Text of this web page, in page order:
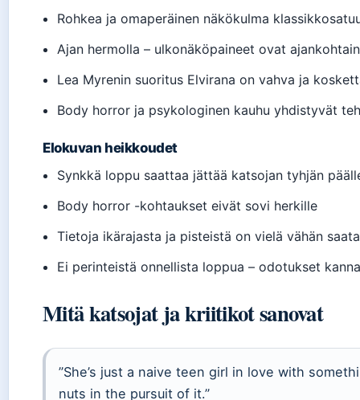
Rohkea ja omaperäinen näkökulma
Ajan hermolla – ulkonäköpaineet ovat
Lea Myrenin suoritus Elvirana on vahva ja
Body horror ja psykologinen kauhu yhdistyvät
Elokuvan heikkoudet
Synkkä loppu saattaa jättää katsojan tyhjän
Body horror -kohtaukset eivät sovi herkille
Tietoja ikärajasta ja pisteistä on vielä vähän
Ei perinteistä onnellista loppua – odotukset
Mitä katsojat ja kriitikot sanovat
”She’s just a naive teen girl in love with
nuts in the pursuit of it.”